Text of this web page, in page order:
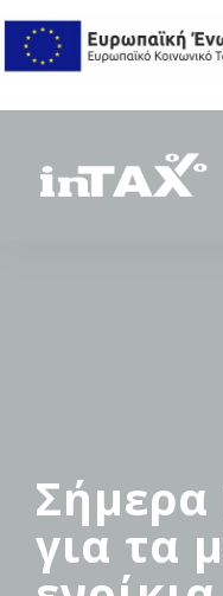
content
για τα